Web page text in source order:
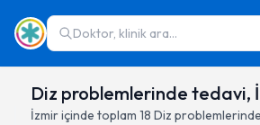
Doktor, klinik ara...
Diz problemlerinde tedavi,
İzmiriçinde toplam 18 Diz